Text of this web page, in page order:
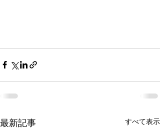
最新記事 すべて表示